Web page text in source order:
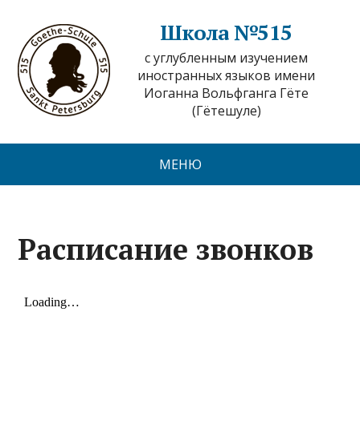
Школа №515
с углубленным изучением
иностранных языков имени
Иоганна Вольфганга Гёте
(Гётешуле)
МЕНЮ
Расписание звонков